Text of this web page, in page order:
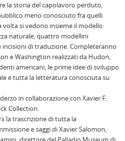
la storia del capolavoro perduto,
meno conosciuto fra quelli
volta si vedono insieme il modello
naturale, quattro modellini
incisioni di traduzione. Completeranno
e Washington realizzati da Hudon,
americani, le prime idee di sviluppo
e tutta la letteratura conosciuta su
in collaborazione con Xavier F.
Collection.
la trascrizione di tutta la
e saggi di Xavier Salomon,